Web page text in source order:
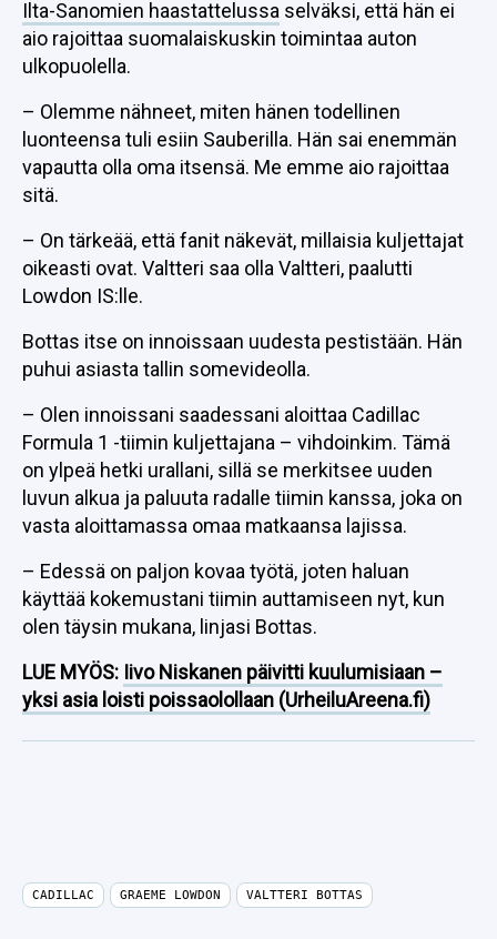
Ilta-Sanomien haastattelussa selväksi, että hän ei
aio rajoittaa suomalaiskuskin toimintaa auton
ulkopuolella.
– Olemme nähneet, miten hänen todellinen
luonteensa tuli esiin Sauberilla. Hän sai enemmän
vapautta olla oma itsensä. Me emme aio rajoittaa
sitä.
– On tärkeää, että fanit näkevät, millaisia kuljettajat
oikeasti ovat. Valtteri saa olla Valtteri, paalutti
Lowdon IS:lle.
Bottas itse on innoissaan uudesta pestistään. Hän
puhui asiasta tallin somevideolla.
– Olen innoissani saadessani aloittaa Cadillac
Formula 1 -tiimin kuljettajana – vihdoinkim. Tämä
on ylpeä hetki urallani, sillä se merkitsee uuden
luvun alkua ja paluuta radalle tiimin kanssa, joka on
vasta aloittamassa omaa matkaansa lajissa.
– Edessä on paljon kovaa työtä, joten haluan
käyttää kokemustani tiimin auttamiseen nyt, kun
olen täysin mukana, linjasi Bottas.
LUE MYÖS: Iivo Niskanen päivitti kuulumisiaan –
yksi asia loisti poissaolollaan (UrheiluAreena.fi)
CADILLAC GRAEME LOWDON VALTTERI BOTTAS